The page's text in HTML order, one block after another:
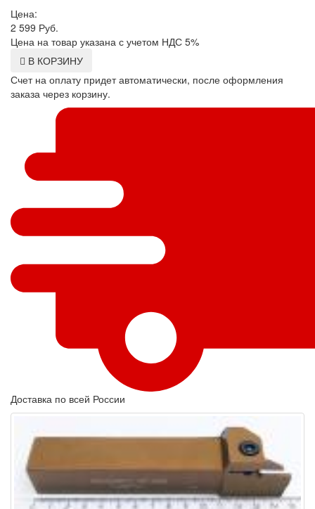
Цена:
2 599 Руб.
Цена на товар указана с учетом НДС 5%
В КОРЗИНУ
Счет на оплату придет автоматически, после оформления
заказа через корзину.
Доставка по всей России